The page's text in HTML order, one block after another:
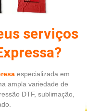
serviços
especializada em
ampla variedade de
DTF, sublimação,